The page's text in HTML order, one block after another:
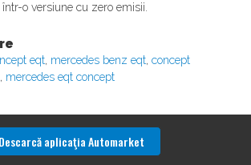
o versiune cu zero emisii.
eqt, mercedes benz eqt, concept
, mercedes eqt concept
Descarcă aplicaţia Automarket